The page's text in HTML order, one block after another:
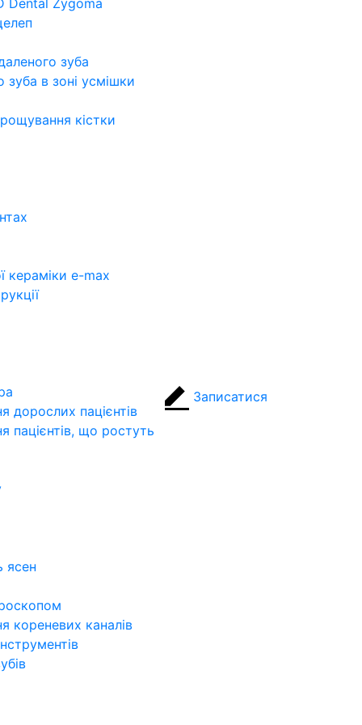
Dental Zygoma
зуба
зуба в зоні усмішки
кістки
кераміки e-max
дорослих пацієнтів
пацієнтів, що ростуть
ясен
кореневих каналів
Записатися